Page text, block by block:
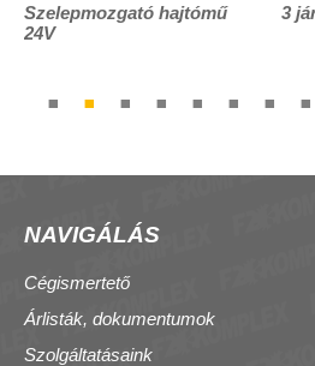
Szelepmozgató hajtómű
24V
3
NAVIGÁLÁS
Cégismertető
Árlisták, dokumentumok
Szolgáltatásaink